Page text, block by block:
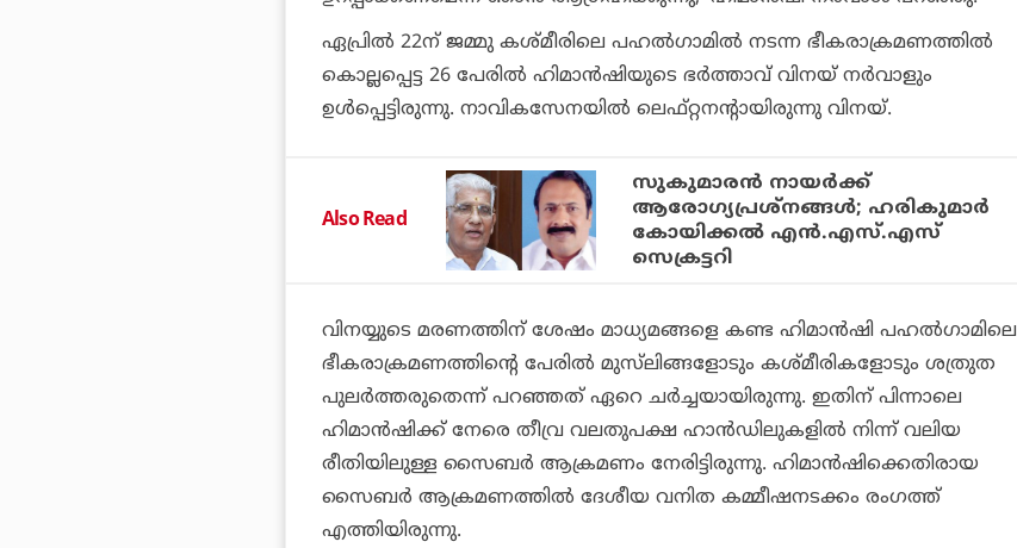
ഏപ്രില്‍ 22ന് ജമ്മു കശ്മീരിലെ പഹല്‍ഗാമില്‍ നടന്ന ഭീകരാക്രമണത്തില്‍
കൊല്ലപ്പെട്ട 26 പേരില്‍ ഹിമാന്‍ഷിയുടെ ഭര്‍ത്താവ് വിനയ് നര്‍വാളും
ഉള്‍പ്പെട്ടിരുന്നു. നാവികസേനയില്‍ ലെഫ്റ്റനന്റായിരുന്നു വിനയ്.
Also Read
സുകുമാരന്‍ നായര്‍ക്ക്
ആരോഗ്യപ്രശ്‌നങ്ങള്‍; ഹരികുമാര്‍
കോയിക്കല്‍ എന്‍.എസ്.എസ്
സെക്രട്ടറി
വിനയ്യുടെ മരണത്തിന് ശേഷം മാധ്യമങ്ങളെ കണ്ട ഹിമാന്‍ഷി പഹല്‍ഗാമിലെ
ഭീകരാക്രമണത്തിന്റെ പേരില്‍ മുസ്‌ലിങ്ങളോടും കശ്മീരികളോടും ശത്രുത
പുലര്‍ത്തരുതെന്ന് പറഞ്ഞത് ഏറെ ചര്‍ച്ചയായിരുന്നു. ഇതിന് പിന്നാലെ
ഹിമാന്‍ഷിക്ക് നേരെ തീവ്ര വലതുപക്ഷ ഹാന്‍ഡിലുകളില്‍ നിന്ന് വലിയ
രീതിയിലുള്ള സൈബര്‍ ആക്രമണം നേരിട്ടിരുന്നു. ഹിമാന്‍ഷിക്കെതിരായ
സൈബര്‍ ആക്രമണത്തില്‍ ദേശീയ വനിത കമ്മീഷനടക്കം രംഗത്ത്
എത്തിയിരുന്നു.